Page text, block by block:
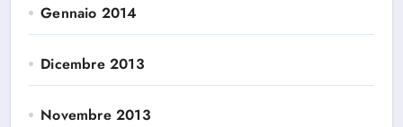
Gennaio 2014
Dicembre 2013
Novembre 2013